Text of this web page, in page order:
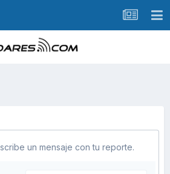
un mensaje con tu reporte.